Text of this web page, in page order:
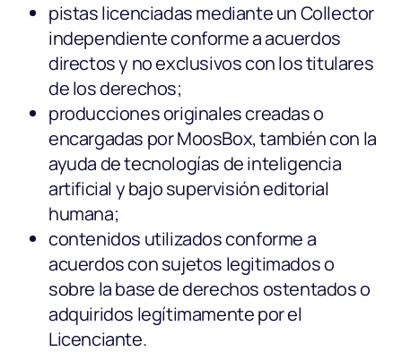
pistas licenciadas mediante un Collector
independiente conforme a acuerdos
directos y no exclusivos con los titulares
de los derechos;
producciones originales creadas o
encargadas por MoosBox, también con la
ayuda de tecnologías de inteligencia
artificial y bajo supervisión editorial
humana;
contenidos utilizados conforme a
acuerdos con sujetos legitimados o
sobre la base de derechos ostentados o
adquiridos legítimamente por el
Licenciante.